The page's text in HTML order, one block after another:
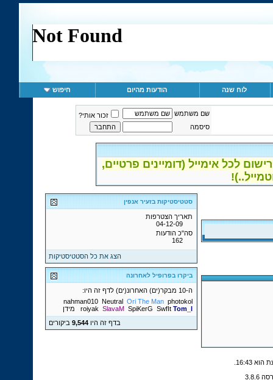
לוח שנה הודעות מהיום חיפוש
שם משתמש
זכור אותי?
סיסמה
לכל אימייל (דומיינים פרטיים,
סטטיסטיקות בזעיר אנפין
תאריך הצטרפות
04-12-09
סה"כ הודעות
162
הצג את כל הסטטיסטיקות
ביקרו בפרופיל לאחרונה
ה-10 מבקר(ים) האחרונ(ים) לדף זה היו:
nahman010 Neutral Ori The Man photokol
roiyak SlavaM SpiKerG SwfIt Tom_l
מידן
בדף זה היו9,544 ביקורים
16:43